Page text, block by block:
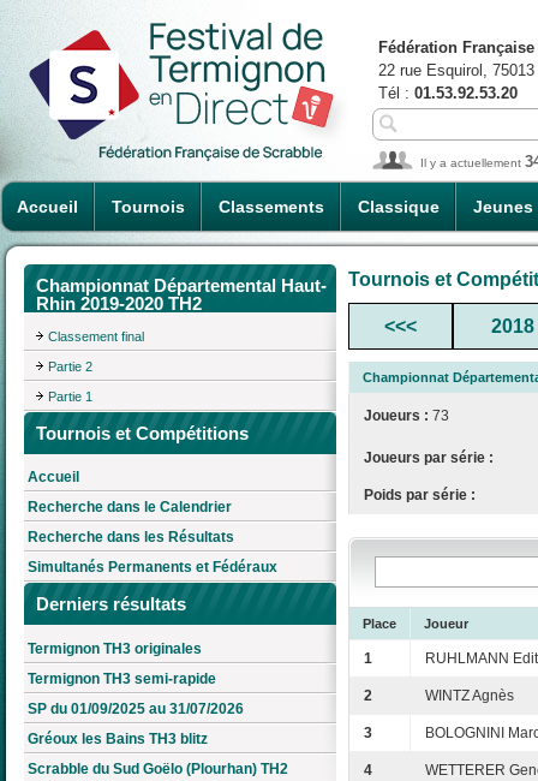
Accueil Tournois Classements Classique Jeunes
Fédération
22 rue Esquirol,
Tél : 01.53.92.53.20
Il y a actuellement
Championnat Départemental Haut-
Rhin 2019-2020 TH2
Classement final
Partie 2
Partie 1
Tournois et Compétitions
Accueil
Recherche dans le Calendrier
Recherche dans les Résultats
Simultanés Permanents et Fédéraux
Derniers résultats
Termignon TH3 originales
Termignon TH3 semi-rapide
SP du 01/09/2025 au 31/07/2026
Gréoux les Bains TH3 blitz
Scrabble du Sud Goëlo (Plourhan) TH2
Tournois et
<<< 2018
Championnat
Joueurs : 73
Joueurs par série :
Poids par série :
Place Joueur
1 RUHLMANN
2 WINTZ Agnès
3 BOLOGNINI
4 WETTERER